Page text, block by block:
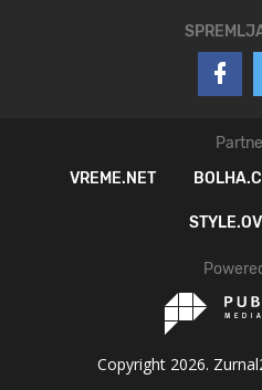
VREME.NET
Copyright 2026.